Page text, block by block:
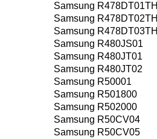
Samsung R478DT01TH
Samsung R478DT02TH
Samsung R478DT03TH
Samsung R480JS01
Samsung R480JT01
Samsung R480JT02
Samsung R50001
Samsung R501800
Samsung R502000
Samsung R50CV04
Samsung R50CV05